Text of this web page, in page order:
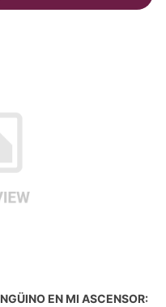
EN MI ASCENSOR: